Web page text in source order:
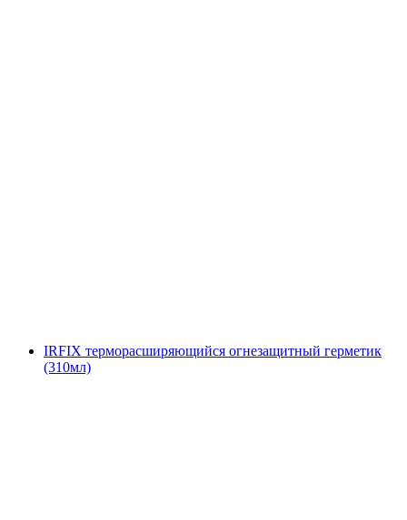
IRFIX терморасширяющийся огнезащитный герметик
(310мл)